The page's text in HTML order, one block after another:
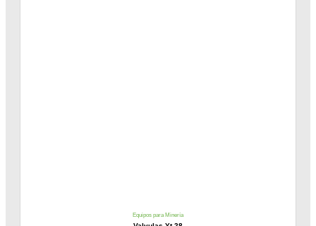
Equipos para Minería